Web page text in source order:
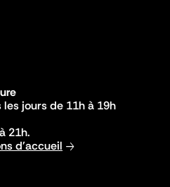
jours de 11h à 19h
21h.
d'accueil